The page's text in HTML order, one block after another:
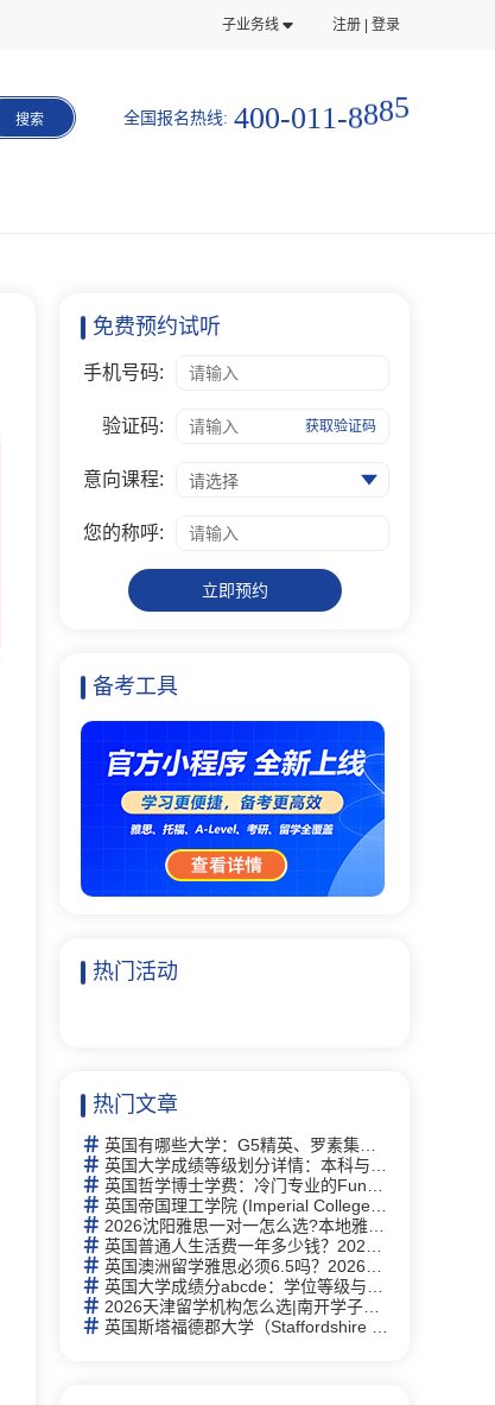
子业务线 注册 | 登录
搜索 全国报名热线: 400-01 1 -8885
免费预约试听
手机号码:
验证码: 获取验证码
意向课程: 请选择
您的称呼:
立即预约
备考工具
热门活动
热门文章
英国有哪些大学：G5精英、罗素集团及热门院校详解
英国大学成绩等级划分详情：本科与硕士学位等级详解及中英对照
英国哲学博士学费：冷门专业的Funding机会与申请策略
英国帝国理工学院 (Imperial College London)留学指南：2026全球第2、专业及申请全攻略
2026沈阳雅思一对一怎么选?本地雅思培训择校思路全梳理
英国普通人生活费一年多少钱？2026年最新生活成本全解析
英国澳洲留学雅思必须6.5吗？2026年最新要求详解与替代方案
英国大学成绩分abcde：学位等级与评分体系完全指南
2026天津留学机构怎么选|南开学子走访 6 家门店，新航道线下完整体验记录
英国斯塔福德郡大学（Staffordshire University）研究生有什么专业